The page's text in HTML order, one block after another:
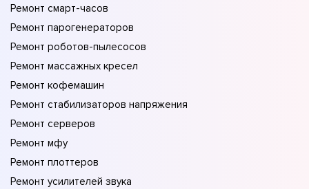
Ремонт смарт-часов
Ремонт парогенераторов
Ремонт роботов-пылесосов
Ремонт массажных кресел
Ремонт кофемашин
Ремонт стабилизаторов напряжения
Ремонт серверов
Ремонт мфу
Ремонт плоттеров
Ремонт усилителей звука